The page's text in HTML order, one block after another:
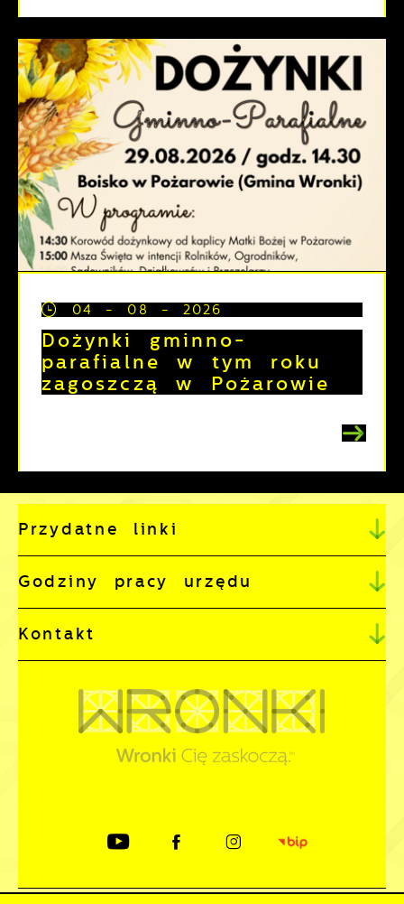
04 - 08 - 2026
Dożynki gminno-
parafialne w tym roku
zagoszczą w Pożarowie
Przydatne linki
Godziny pracy urzędu
Kontakt